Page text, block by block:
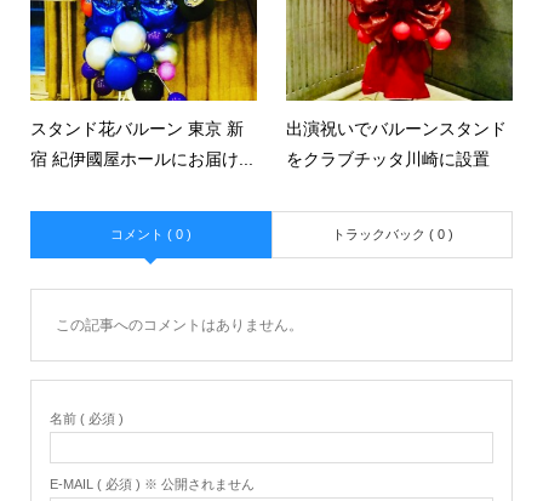
スタンド花バルーン 東京 新
宿 紀伊國屋ホールにお届け...
出演祝いでバルーンスタンド
をクラブチッタ川崎に設置
コメント ( 0 ) トラックバック ( 0 )
この記事へのコメントはありません。
名前 ( 必須 )
E-MAIL ( 必須 ) ※ 公開されません